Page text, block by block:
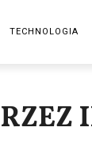
TECHNOLOGIA